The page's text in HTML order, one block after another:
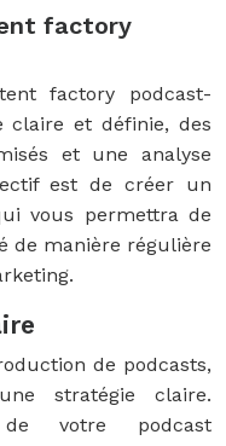
factory
factory podcast-
claire et définie, des
et une analyse
est de créer un
vous permettra de
de manière régulière
de podcasts,
stratégie claire.
votre podcast